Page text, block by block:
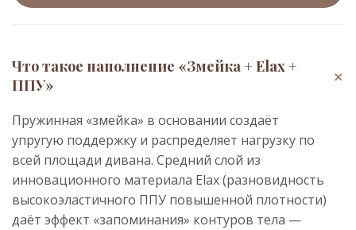
Что такое наполнение «Змейка + Elax +
ППУ»
+
Пружинная «змейка» в основании создаёт
упругую поддержку и распределяет нагрузку по
всей площади дивана. Средний слой из
инновационного материала Elax (разновидность
высокоэластичного ППУ повышенной плотности)
даёт эффект «запоминания» контуров тела —